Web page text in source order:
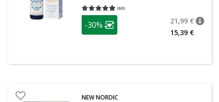
(60)
Vidutinis įvertinimas 4.92
patarimas
Lojalumo klubo narių nuolaida
-30% 21,99 €
15,39 €
NEW NORDIC